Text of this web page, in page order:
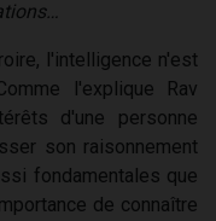
l'intelligence n'est
l'explique Rav
d'une personne
son raisonnement
fondamentales que
de connaître